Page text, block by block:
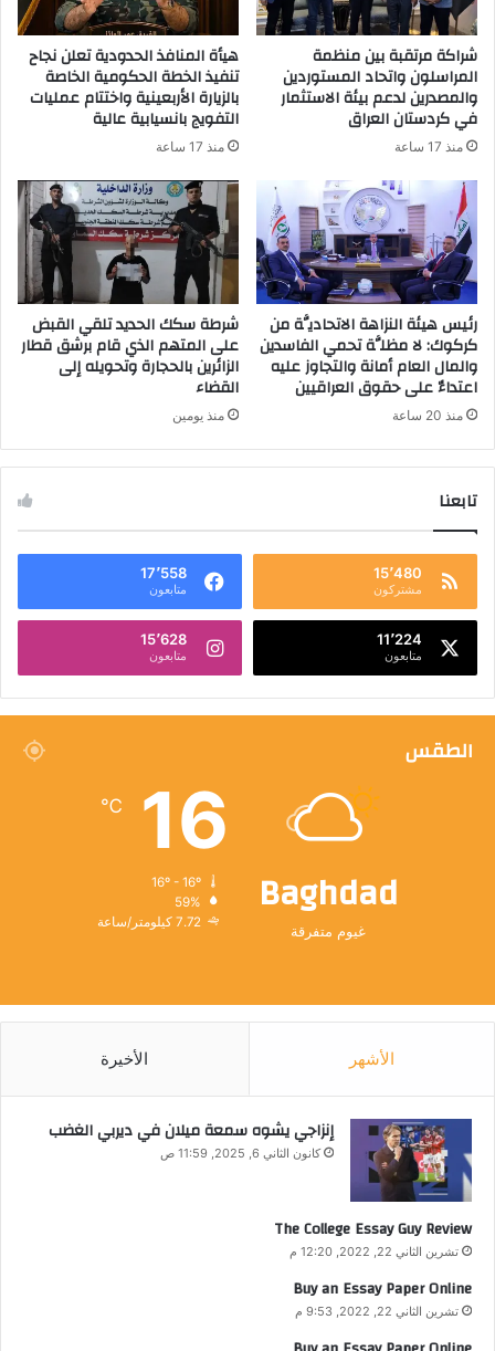
ر
و
ن
ي
شراكة مرتقبة بين منظمة
المراسلون واتحاد المستوردين
والمصدرين لدعم بيئة الاستثمار
في كردستان العراق
منذ 17 ساعة
هيأة المنافذ الحدودية تعلن نجاح
تنفيذ الخطة الحكومية الخاصة
بالزيارة الأربعينية واختتام عمليات
التفويج بانسيابية عالية
منذ 17 ساعة
رئيس هيئة النزاهة الاتحاديَّة من
كركوك: لا مظلَّة تحمي الفاسدين
والمال العام أمانة والتجاوز عليه
اعتداءٌ على حقوق العراقيين
منذ 20 ساعة
شرطة سكك الحديد تلقي القبض
على المتهم الذي قام برشق قطار
الزائرين بالحجارة وتحويله إلى
القضاء
منذ يومين
تابعنا
15٬480
مشتركون
17٬558
متابعون
11٬224
متابعون
15٬628
متابعون
الطقس
Baghdad
غيوم متفرقة
16
℃
59%
7.72 كيلومتر/ساعة
الأشهر الأخيرة
إنزاجي يشوه سمعة ميلان في ديربي الغضب
كانون الثاني 6, 2025, 11:59 ص
The College Essay Guy Review
تشرين الثاني 22, 2022, 12:20 م
Buy an Essay Paper Online
تشرين الثاني 22, 2022, 9:53 م